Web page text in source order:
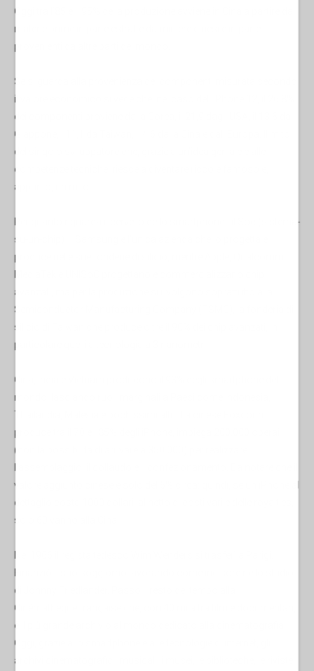
Oggi tra l’85 e il 95% della produzione avviene in Cina a partire da
materie prime in parte estratte da miniere cinesi e in parte
provenienti da altre parti del mondo.
Se si guarda alla provenienza dei componenti misurata secondo
il valore economico si vede che, nel caso dell’iPhone 12, il 26,8%
dei componenti proviene dalla Corea, il 21,9 dagli USA, il 13,6 dal
Giappone, l’11,1 da Taiwan, il 4,6 dalla Cina e dall’Europa. Il mito
del singolo sviluppatore che, grazie a un’idea geniale e alle
competenze tecniche, riesce a diventare ricco e famoso è,
appunto, un mito.
Per quanto riguarda il cervello dello smartphone - il Soc (sistema-
su-un-chip) – Samsung è l’unica azienda che lo progetta e
produce nelle sue fonderie di silicio, mentre Apple, Qualcomm,
avanzati, ma per la produzione si rivolgono soprattutto alla
Semiconductor Manufacturing Company (TSMC), la fonderia di
silicio di Taiwan che produce oltre il 90% dei chip avanzati, in
particolare quelli a tecnologia a 3 nanometri.
Cina, India e Vietnam producono il 93% degli smartphone del
mondo, lasciando ruoli marginali a Paesi come Indonesia,
Thailandia, Malesia e pochissimi altri. La cinese Foxconn
produce tra il 70 e l’85% degli iPhone, impiega 200.000 operai
(con la possibilità di arrivare a 350.000) per realizzare
valore aggiunto cinese è solo del 6% circa: quindi, se un iPhone al
dettaglio costa 1000 dollari, al netto di costi vari e delle royalties,
solo 60 vanno alla Cina.
di Johnny Friedlander. Passò il resto del tempo alla
Cinémathèque française che, con 40 mila tra film e documentari,
è il più grande archivio al mondo dedicato alla cinematografia.
Oggi, grazie allo smartphone e alle tecnologie di internet, gli
archivi cinematografici, musicali, i musei, le biblioteche, le riviste